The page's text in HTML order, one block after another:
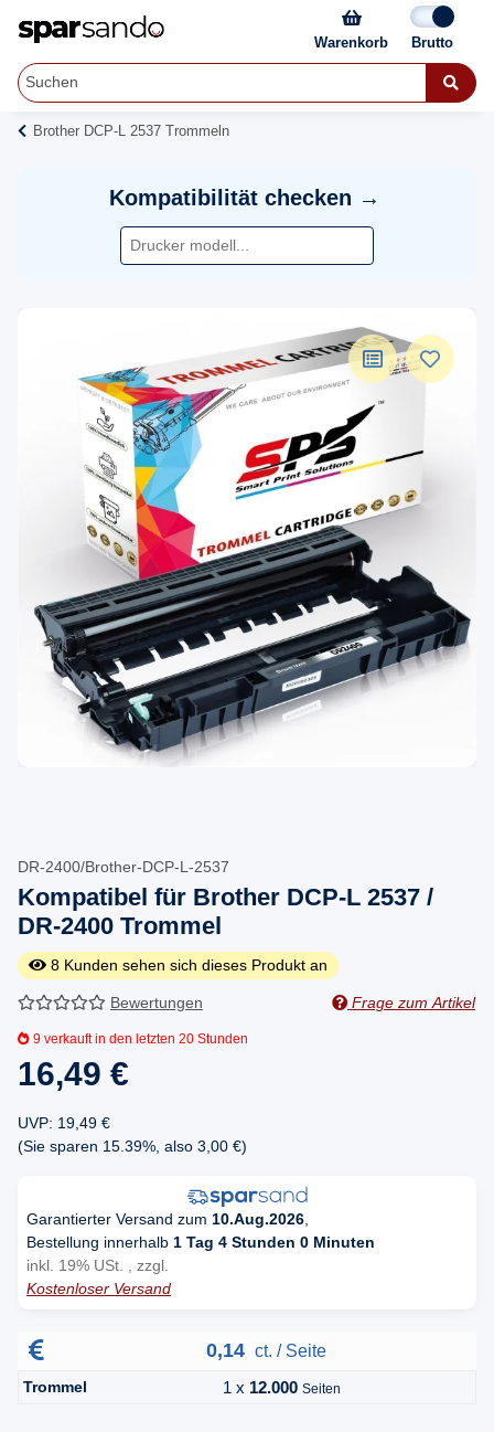
Warenkorb
Brother DCP-L 2537 Trommeln
Kompatibilität checken →
DR-2400/Brother-DCP-L-2537
Kompatibel für Brother DCP-L 2537 /
DR-2400 Trommel
8 Kunden sehen sich dieses Produkt an
Bewertungen Frage zum Artikel
9 verkauft in den letzten 20 Stunden
16,49 €
UVP: 19,49 €
(Sie sparen 15.39% , also 3,00 €)
Garantierter Versand zum 10.Aug.2026
Bestellung innerhalb 1 Tag 4 Stunden 0 Minuten
inkl. 19% USt. , zzgl.
Kostenloser Versand
0,14 ct. / Seite
Trommel 1 x 12.000 Seiten